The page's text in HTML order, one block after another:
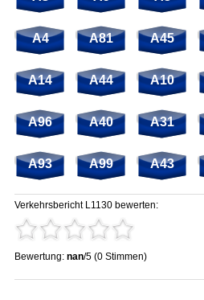
A4 A81 A45
A14 A44 A10
A96 A40 A31
A93 A99 A43
Verkehrsbericht L1130 bewerten:
Bewertung: nan/5 (0 Stimmen)
Stau L1130: Unfälle, Sperrung &